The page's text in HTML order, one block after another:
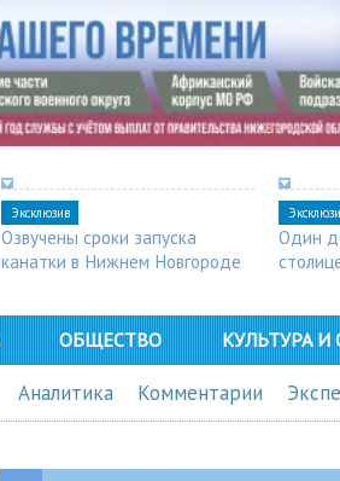
Эксклюзив
Озвучены сроки запуска
канатки в Нижнем Новгороде
Один
ОБЩЕСТВО КУЛЬТУРА И
Аналитика Комментарии